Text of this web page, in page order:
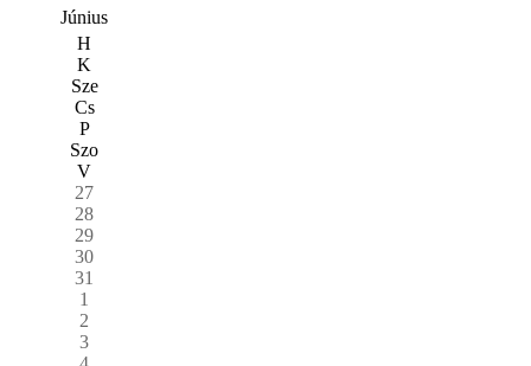
Június
H
K
Sze
Cs
P
Szo
V
27
28
29
30
31
1
2
3